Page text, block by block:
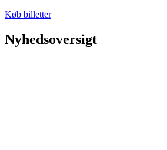
Køb billetter
Nyhedsoversigt